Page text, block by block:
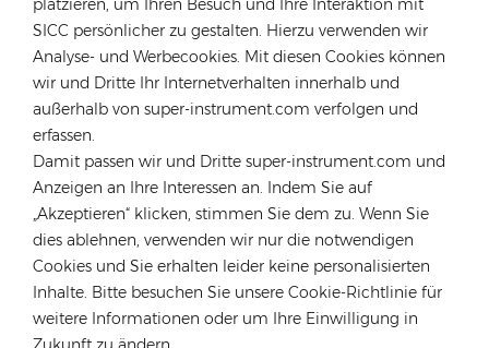
platzieren, um Ihren Besuch und Ihre Interaktion mit
SICC persönlicher zu gestalten. Hierzu verwenden wir
Analyse- und Werbecookies. Mit diesen Cookies können
wir und Dritte Ihr Internetverhalten innerhalb und
außerhalb von super-instrument.com verfolgen und
erfassen.
Damit passen wir und Dritte super-instrument.com und
Anzeigen an Ihre Interessen an. Indem Sie auf
„Akzeptieren“ klicken, stimmen Sie dem zu. Wenn Sie
dies ablehnen, verwenden wir nur die notwendigen
Cookies und Sie erhalten leider keine personalisierten
Inhalte. Bitte besuchen Sie unsere Cookie-Richtlinie für
weitere Informationen oder um Ihre Einwilligung in
Deutschland
Tel :
+49 176 55258880
Email :anna@rongstar.com
Büro & Lager :
Aldenhoven, Deutschland
Hongkong
Tel :
+852 54222219
Email : hk@rongstar.com
Büro & Lager :39 Kung-Um Road, Yuen Long,
Hong Kong